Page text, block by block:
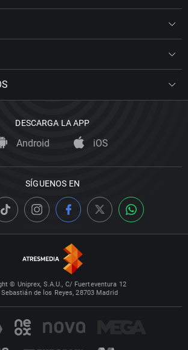
DESCARGA LA APP
Android iOS
SÍGUENOS EN
© Uniprex, S.A.U., C/ Fuerteventura 12
de los Reyes, 28703 Madrid